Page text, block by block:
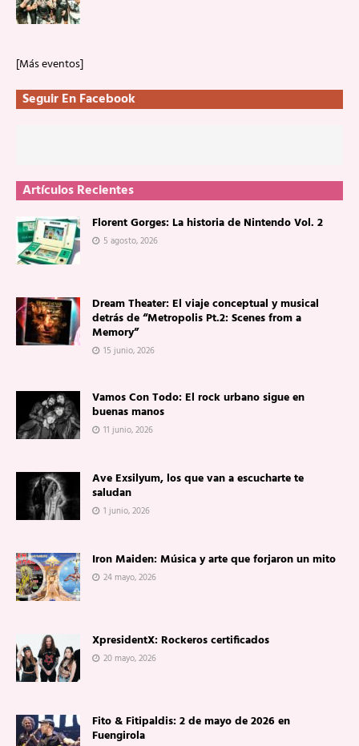
[Más eventos]
Seguir En Facebook
Artículos Recientes
Florent Gorges: La historia de Nintendo Vol. 2
5 agosto, 2026
Dream Theater: El viaje conceptual y musical
detrás de “Metropolis Pt.2: Scenes from a
Memory”
15 junio, 2026
Vamos Con Todo: El rock urbano sigue en
buenas manos
11 junio, 2026
Ave Exsilyum, los que van a escucharte te
saludan
1 junio, 2026
Iron Maiden: Música y arte que forjaron un mito
24 mayo, 2026
XpresidentX: Rockeros certificados
20 mayo, 2026
Fito & Fitipaldis: 2 de mayo de 2026 en
Fuengirola